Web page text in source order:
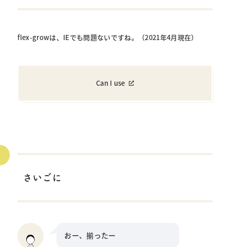
flex-growは、IEでも問題ないですね。（2021年4月現在）
Can I use
さいごに
おー、揃ったー